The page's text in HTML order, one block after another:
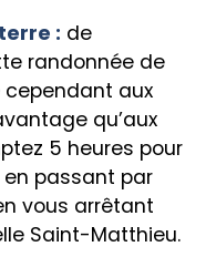
: de
randonnée de
cependant aux
qu’aux
5 heures pour
en passant par
vous arrêtant
Saint-Matthieu.